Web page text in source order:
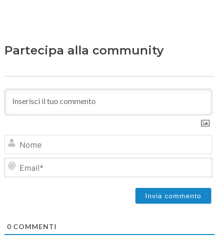
Partecipa alla community
0COMMENTI